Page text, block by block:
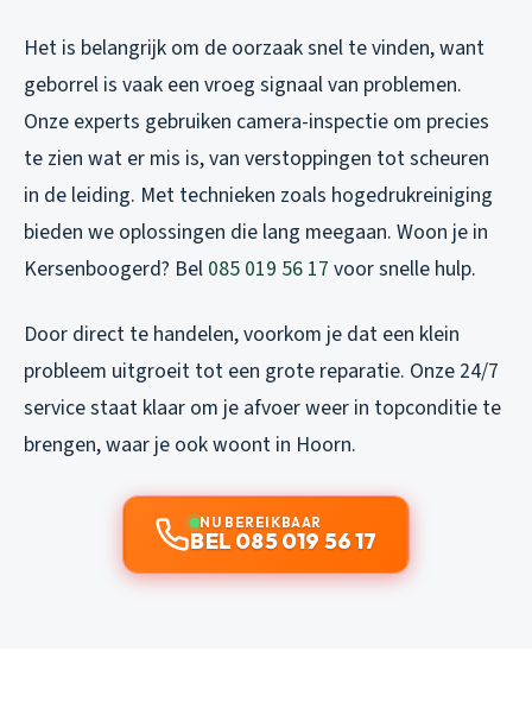
Het is belangrijk om de oorzaak snel te vinden, want
geborrel is vaak een vroeg signaal van problemen.
Onze experts gebruiken camera-inspectie om precies
te zien wat er mis is, van verstoppingen tot scheuren
in de leiding. Met technieken zoals hogedrukreiniging
bieden we oplossingen die lang meegaan. Woon je in
Kersenboogerd? Bel 085 019 56 17 voor snelle hulp.
Door direct te handelen, voorkom je dat een klein
probleem uitgroeit tot een grote reparatie. Onze 24/7
service staat klaar om je afvoer weer in topconditie te
brengen, waar je ook woont in Hoorn.
NU BEREIKBAAR
BEL 085 019 56 17